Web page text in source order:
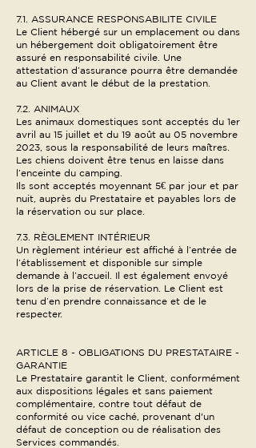
7.1. ASSURANCE RESPONSABILITE CIVILE
Le Client hébergé sur un emplacement ou dans
un hébergement doit obligatoirement être
assuré en responsabilité civile. Une
attestation d’assurance pourra être demandée
au Client avant le début de la prestation.
7.2. ANIMAUX
Les animaux domestiques sont acceptés du 1er
avril au 15 juillet et du 19 août au 05 novembre
2023, sous la responsabilité de leurs maîtres.
Les chiens doivent être tenus en laisse dans
l’enceinte du camping.
Ils sont acceptés moyennant 5€ par jour et par
nuit, auprès du Prestataire et payables lors de
la réservation ou sur place.
7.3. RÈGLEMENT INTÉRIEUR
Un règlement intérieur est affiché à l’entrée de
l’établissement et disponible sur simple
demande à l’accueil. Il est également envoyé
lors de la prise de réservation. Le Client est
tenu d’en prendre connaissance et de le
respecter.
ARTICLE 8 - OBLIGATIONS DU PRESTATAIRE -
GARANTIE
Le Prestataire garantit le Client, conformément
aux dispositions légales et sans paiement
complémentaire, contre tout défaut de
conformité ou vice caché, provenant d'un
défaut de conception ou de réalisation des
Services commandés.